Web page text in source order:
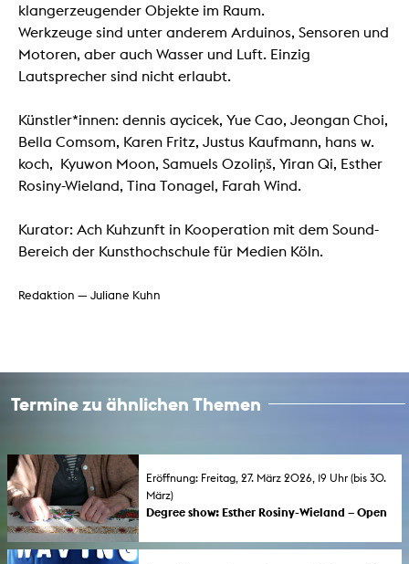
klangerzeugender Objekte im Raum.
Werkzeuge sind unter anderem Arduinos, Sensoren und
Motoren, aber auch Wasser und Luft. Einzig
Lautsprecher sind nicht erlaubt.
Künstler*innen: dennis aycicek, Yue Cao, Jeongan Choi,
Bella Comsom, Karen Fritz, Justus Kaufmann, hans w.
koch, Kyuwon Moon, Samuels Ozoliņš, Yiran Qi, Esther
Rosiny-Wieland, Tina Tonagel, Farah Wind.
Kurator: Ach Kuhzunft in Kooperation mit dem Sound-
Bereich der Kunsthochschule für Medien Köln.
Redaktion — Juliane Kuhn
Termine zu ähnlichen Themen
Eröffnung: Freitag, 27. März 2026, 19 Uhr (bis 30.
März)
Degree show: Esther Rosiny-Wieland – Open
Elektronik, das Schöpfen von Papier, Knoten